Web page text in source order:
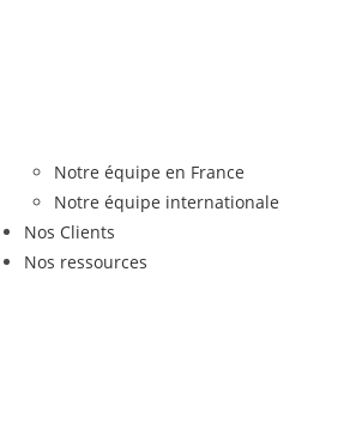
Notre équipe en France
Notre équipe internationale
Nos Clients
Nos ressources